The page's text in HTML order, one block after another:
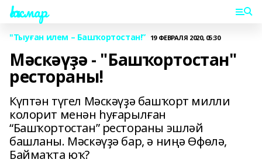
Һаҡмар
"Тыуған илем – Башҡортостан!” 19 ФЕВРАЛЯ 2020, 05:30
Мәскәүҙә - "Башҡортостан"
рестораны!
Күптән түгел Мәскәүҙә башҡорт милли
колорит менән һуғарылған
“Башҡортостан” рестораны эшләй
башланы. Мәскәүҙә бар, ә ниңә Өфөлә,
Баймаҡта юҡ?